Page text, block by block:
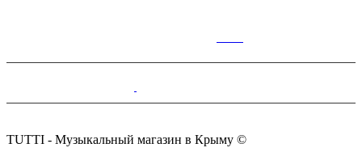
TUTTI - Музыкальный магазин в Крыму ©